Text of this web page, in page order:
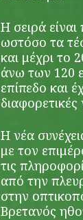
Η σειρά
ωστόσο τα
και μέχρι το
άνω των 120
επίπεδο και
Η νέα
με τον
τις
από την
στην
Βρετανός